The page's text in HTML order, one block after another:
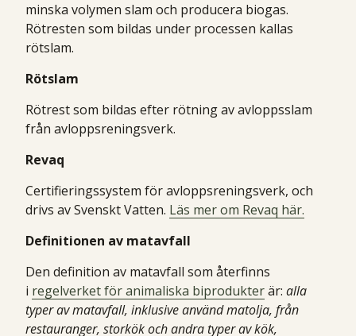
minska volymen slam och producera biogas.
Rötresten som bildas under processen kallas
rötslam.
Rötslam
Rötrest som bildas efter rötning av avloppsslam
från avloppsreningsverk.
Revaq
Certifieringssystem för avloppsreningsverk, och
drivs av Svenskt Vatten. Läs mer om Revaq här.
Definitionen av matavfall
Den definition av matavfall som återfinns
i regelverket för animaliska biprodukterär: alla
typer av matavfall, inklusive använd matolja, från
restauranger, storkök och andra typer av kök,